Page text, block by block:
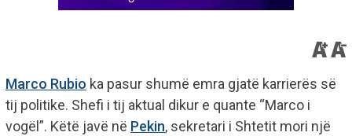
Marco Rubio ka pasur shumë emra gjatë karrierës së
tij politike. Shefi i tij aktual dikur e quante “Marco i
vogël”. Këtë javë në Pekin, sekretari i Shtetit mori një